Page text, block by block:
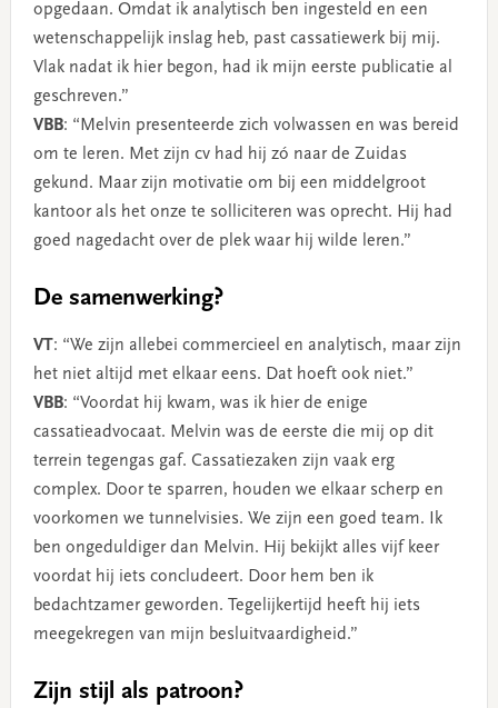
opgedaan. Omdat ik analytisch ben ingesteld en een
wetenschappelijk inslag heb, past cassatiewerk bij mij.
Vlak nadat ik hier begon, had ik mijn eerste publicatie al
geschreven.”
VBB: “Melvin presenteerde zich volwassen en was bereid
om te leren. Met zijn cv had hij zó naar de Zuidas
gekund. Maar zijn motivatie om bij een middelgroot
kantoor als het onze te solliciteren was oprecht. Hij had
goed nagedacht over de plek waar hij wilde leren.”
De samenwerking?
VT: “We zijn allebei commercieel en analytisch, maar zijn
het niet altijd met elkaar eens. Dat hoeft ook niet.”
VBB: “Voordat hij kwam, was ik hier de enige
cassatieadvocaat. Melvin was de eerste die mij op dit
terrein tegengas gaf. Cassatiezaken zijn vaak erg
complex. Door te sparren, houden we elkaar scherp en
voorkomen we tunnelvisies. We zijn een goed team. Ik
ben ongeduldiger dan Melvin. Hij bekijkt alles vijf keer
voordat hij iets concludeert. Door hem ben ik
bedachtzamer geworden. Tegelijkertijd heeft hij iets
meegekregen van mijn besluitvaardigheid.”
Zijn stijl als patroon?